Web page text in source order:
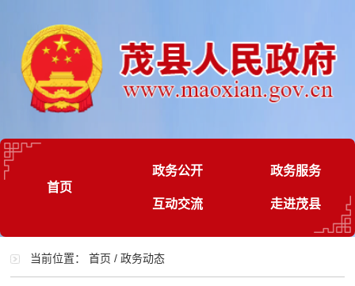
首页
政务公开 政务服务
互动交流 走进茂县
当前位置：首页 /政务动态